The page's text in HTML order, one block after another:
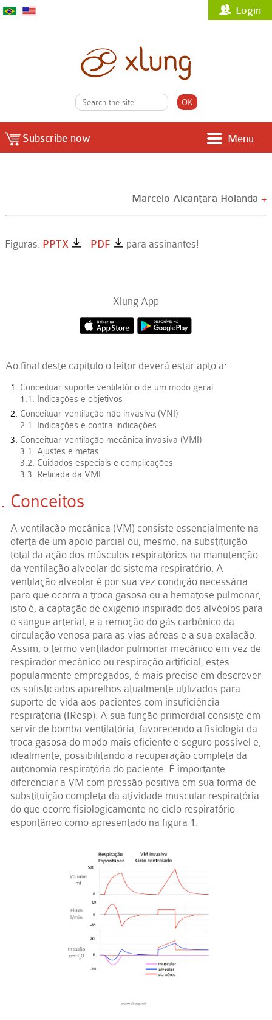
Login
Subscribe now Menu
Marcelo Alcantara Holanda +
Figuras: PPTX PDF para assinantes!
Xlung App
Ao final deste capítulo o leitor deverá estar apto a:
Conceituar suporte ventilatório de um modo geral
1.1. Indicações e objetivos
Conceituar ventilação não invasiva (VNI)
2.1. Indicações e contra-indicações
Conceituar ventilação mecânica invasiva (VMI)
3.1. Ajustes e metas
3.2. Cuidados especiais e complicações
3.3. Retirada da VMI
Conceitos
A ventilação mecânica (VM) consiste essencialmente na
oferta de um apoio parcial ou, mesmo, na substituição
total da ação dos músculos respiratórios na manutenção
da ventilação alveolar do sistema respiratório. A
ventilação alveolar é por sua vez condição necessária
para que ocorra a troca gasosa ou a hematose pulmonar,
isto é, a captação de oxigênio inspirado dos alvéolos para
o sangue arterial, e a remoção do gás carbônico da
circulação venosa para as vias aéreas e a sua exalação.
Assim, o termo ventilador pulmonar mecânico em vez de
respirador mecânico ou respiração artificial, estes
popularmente empregados, é mais preciso em descrever
os sofisticados aparelhos atualmente utilizados para
suporte de vida aos pacientes com insuficiência
respiratória (IResp). A sua função primordial consiste em
servir de bomba ventilatória, favorecendo a fisiologia da
troca gasosa do modo mais eficiente e seguro possível e,
idealmente, possibilitando a recuperação completa da
autonomia respiratória do paciente. É importante
diferenciar a VM com pressão positiva em sua forma de
substituição completa da atividade muscular respiratória
do que ocorre fisiologicamente no ciclo respiratório
espontâneo como apresentado na figura 1.